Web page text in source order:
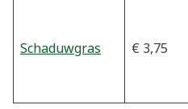
Schaduwgras € 3,75